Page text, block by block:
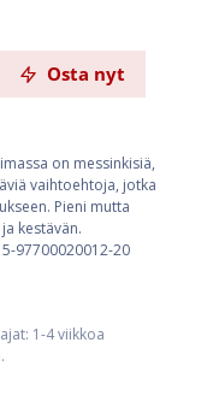
Osta nyt
on messinkisiä,
vaihtoehtoja, jotka
Pieni mutta
kestävän.
97700020012-20
1-4 viikkoa